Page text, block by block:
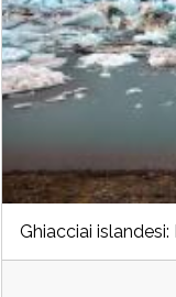
Ghiacciai